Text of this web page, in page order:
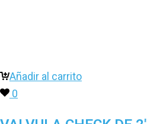
Añadir al carrito
0